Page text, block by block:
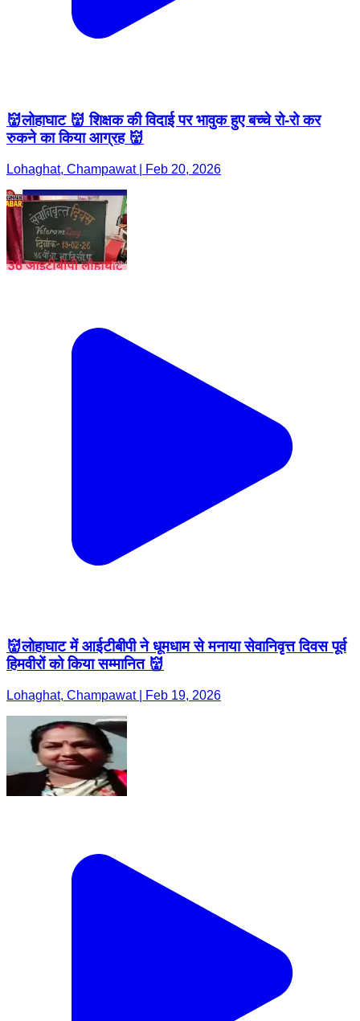
👹लोहाघाट 👹 शिक्षक की विदाई पर भावुक हुए बच्चे रो-रो कर
रुकने का किया आग्रह 👹
Lohaghat, Champawat | Feb 20, 2026
👹लोहाघाट में आईटीबीपी ने धूमधाम से मनाया सेवानिवृत्त दिवस पूर्व
हिमवीरों को किया सम्मानित 👹
Lohaghat, Champawat | Feb 19, 2026